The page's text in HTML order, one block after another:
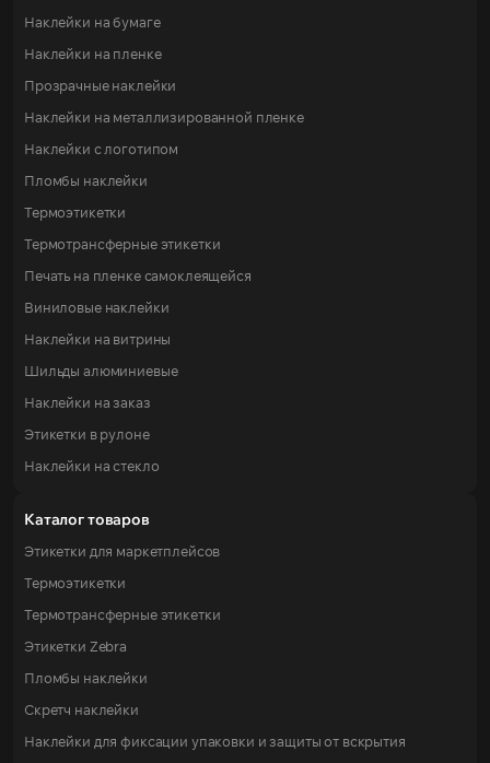
Наклейки на бумаге
Наклейки на пленке
Прозрачные наклейки
Наклейки на металлизированной пленке
Наклейки с логотипом
Пломбы наклейки
Термоэтикетки
Термотрансферные этикетки
Печать на пленке самоклеящейся
Виниловые наклейки
Наклейки на витрины
Шильды алюминиевые
Наклейки на заказ
Этикетки в рулоне
Наклейки на стекло
Каталог товаров
Этикетки для маркетплейсов
Термоэтикетки
Термотрансферные этикетки
Этикетки Zebra
Пломбы наклейки
Скретч наклейки
Наклейки для фиксации упаковки и защиты от вскрытия